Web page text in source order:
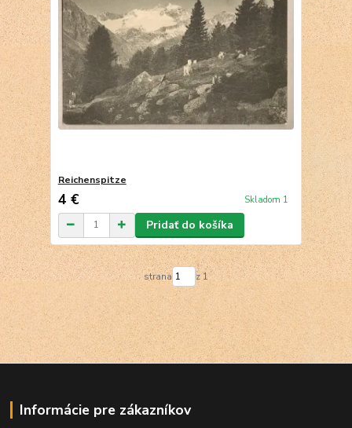
Reichenspitze
4 € Skladom 1
Pridať do košíka
strana z 1
Informácie pre zákazníkov